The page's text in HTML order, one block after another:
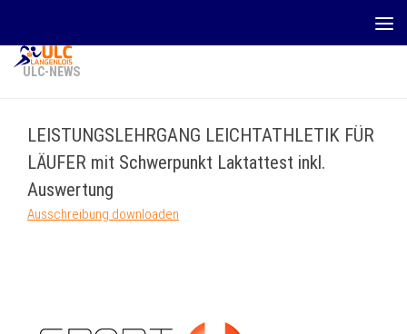
ULC-NEWS
LEISTUNGSLEHRGANG LEICHTATHLETIK FÜR
LÄUFER mit Schwerpunkt Laktattest inkl.
Auswertung
Ausschreibung downloaden